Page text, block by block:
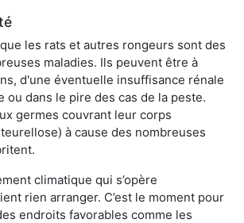
les rats et autres rongeurs sont des
maladies. Ils peuvent être à
d'une éventuelle insuffisance rénale
ou dans le pire des cas de la peste.
germes couvrant leur corps
à cause des nombreuses
climatique qui s’opère
rien arranger. C’est le moment pour
endroits favorables comme les